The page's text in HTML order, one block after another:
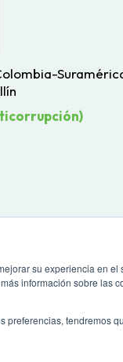
su experiencia en
información sobre las
preferencias, tendremos